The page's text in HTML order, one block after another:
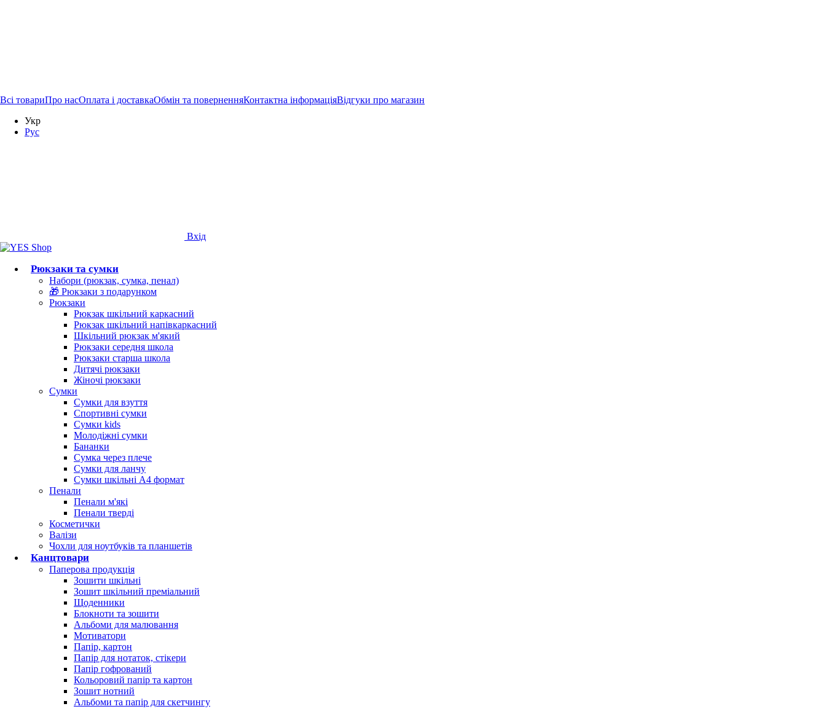
Перейти к основному контенту
Комплексні замовлення з канцтоварами відправляються протягом 2–3 робочих днів. Дякуємо за розуміння та довіру 💙
Всі товариПро насОплата і доставкаОбмін та поверненняКонтактна інформаціяВідгуки про магазин
Укр
Рус
Вхід
Рюкзаки та сумки
Набори (рюкзак, сумка, пенал)
🎁 Рюкзаки з подарунком
Рюкзаки
Рюкзак шкільний каркасний
Рюкзак шкільний напівкаркасний
Шкільний рюкзак м'який
Рюкзаки середня школа
Рюкзаки старша школа
Дитячі рюкзаки
Жіночі рюкзаки
Сумки
Сумки для взуття
Спортивні сумки
Сумки kids
Молодіжні сумки
Бананки
Сумка через плече
Сумки для ланчу
Сумки шкільні А4 формат
Пенали
Пенали м'які
Пенали тверді
Косметички
Валізи
Чохли для ноутбуків та планшетів
Канцтовари
Паперова продукція
Зошити шкільні
Зошит шкільний преміальний
Щоденники
Блокноти та зошити
Альбоми для малювання
Мотиватори
Папір, картон
Папір для нотаток, стікери
Папір гофрований
Кольоровий папір та картон
Зошит нотний
Альбоми та папір для скетчингу
Характеристики
Колекція
Marvel
Матеріал
Поліестер / Сатин
Матеріал кріплення Метал
Особливості
Стать
Для нього
Розмір бейджа, см
Розмір стрічки, см
2 x 90
Країна виробник
Великобританія
Бейдж
Торгова марка
Yes
Бейдж горизонтальний прозорий YES . Призначений для учнівського, ідентифікаційної карти, перепустки, проїзного, абонемента та інших підтверджуючих особистість документів невеликого
розміру. Бейдж можна носити на шиї, в кармані, рюкзаку, сумці. Повнокольоровий тематичний друк на стрічці, спеціальний склад якої дозволяє носити на шиї протягом цілого дня без
дискомфорту. Характеристики кишені для карти: - Размір: 9 х 6 см; - Матеріал: поліпропилен, товщина 0,7 мм; - Пило-водостійкий замок ZIPLock; - Колір: прозорий; Характеристики стрічки: -
Матеріал: сатин/поліестер; - Розмір:ширина 1,5 см, довжина 90 см. Кишеня для документу кріпиться металевим карабином с антикорозійним покриттям. Прозорий бейдж YES - іміджевий та
яскравий аксесуар сам по собі та гармонує з канцелярськими товарами однойменної колекції. Придбати можна в мережі магазинів-партнерів натиснувши кноку "Купити".
Новий відгук або коментар